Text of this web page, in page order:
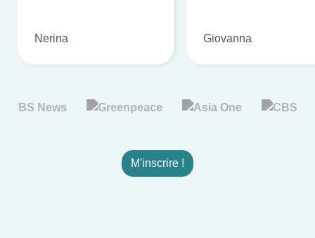
Nerina Giovanna
M'inscrire !